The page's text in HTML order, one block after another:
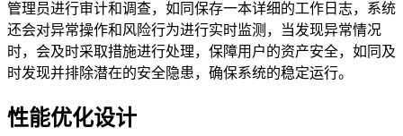
管理员进行审计和调查，如同保存一本详细的工作日志，系统
还会对异常操作和风险行为进行实时监测，当发现异常情况
时，会及时采取措施进行处理，保障用户的资产安全，如同及
时发现并排除潜在的安全隐患，确保系统的稳定运行。
性能优化设计